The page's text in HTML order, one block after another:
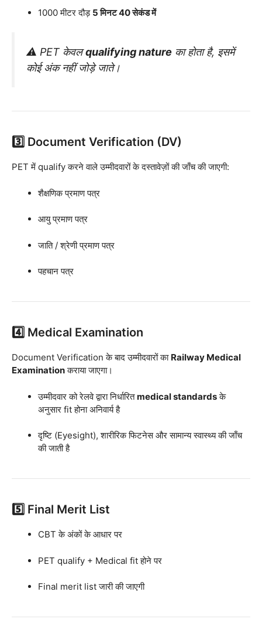
1000 मीटर दौड़ 5 मिनट 40 सेकंड में
⚠️ PET केवलqualifying nature का होता है, इसमें
कोई अंक नहीं जोड़े जाते।
3️⃣ Document Verification (DV)
PET में qualify करने वाले उम्मीदवारों के दस्तावेज़ों की जाँच की जाएगी:
शैक्षणिक प्रमाण पत्र
आयु प्रमाण पत्र
जाति / श्रेणी प्रमाण पत्र
पहचान पत्र
4️⃣ Medical Examination
Document Verification के बाद उम्मीदवारों का Railway Medical
Examinationकराया जाएगा।
उम्मीदवार को रेलवे द्वारा निर्धारितmedical standardsके
अनुसार fit होना अनिवार्य है
दृष्टि (Eyesight), शारीरिक फिटनेस और सामान्य स्वास्थ्य की जाँच
की जाती है
5️⃣ Final Merit List
CBT के अंकों के आधार पर
PET qualify + Medical fit होने पर
Final merit list जारी की जाएगी